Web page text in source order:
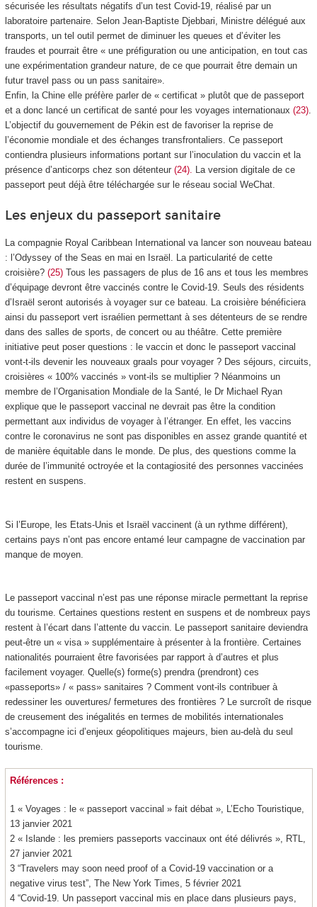
sécurisée les résultats négatifs d’un test Covid-19, réalisé par un
laboratoire partenaire. Selon Jean-Baptiste Djebbari, Ministre délégué aux
transports, un tel outil permet de diminuer les queues et d’éviter les
fraudes et pourrait être « une préfiguration ou une anticipation, en tout cas
une expérimentation grandeur nature, de ce que pourrait être demain un
futur travel pass ou un pass sanitaire».
Enfin, la Chine elle préfère parler de « certificat » plutôt que de passeport
et a donc lancé un certificat de santé pour les voyages internationaux (23).
L’objectif du gouvernement de Pékin est de favoriser la reprise de
l’économie mondiale et des échanges transfrontaliers. Ce passeport
contiendra plusieurs informations portant sur l’inoculation du vaccin et la
présence d’anticorps chez son détenteur (24). La version digitale de ce
passeport peut déjà être téléchargée sur le réseau social WeChat.
Les enjeux du passeport sanitaire
La compagnie Royal Caribbean International va lancer son nouveau bateau
: l’Odyssey of the Seas en mai en Israël. La particularité de cette
croisière? (25)Tous les passagers de plus de 16 ans et tous les membres
d’équipage devront être vaccinés contre le Covid-19. Seuls des résidents
d’Israël seront autorisés à voyager sur ce bateau. La croisière bénéficiera
ainsi du passeport vert israélien permettant à ses détenteurs de se rendre
dans des salles de sports, de concert ou au théâtre. Cette première
initiative peut poser questions : le vaccin et donc le passeport vaccinal
vont-t-ils devenir les nouveaux graals pour voyager ? Des séjours, circuits,
croisières « 100% vaccinés » vont-ils se multiplier ? Néanmoins un
membre de l’Organisation Mondiale de la Santé, le Dr Michael Ryan
explique que le passeport vaccinal ne devrait pas être la condition
permettant aux individus de voyager à l’étranger. En effet, les vaccins
contre le coronavirus ne sont pas disponibles en assez grande quantité et
de manière équitable dans le monde. De plus, des questions comme la
durée de l’immunité octroyée et la contagiosité des personnes vaccinées
restent en suspens.
Si l’Europe, les Etats-Unis et Israël vaccinent (à un rythme différent),
certains pays n’ont pas encore entamé leur campagne de vaccination par
manque de moyen.
Le passeport vaccinal n’est pas une réponse miracle permettant la reprise
du tourisme. Certaines questions restent en suspens et de nombreux pays
restent à l’écart dans l’attente du vaccin. Le passeport sanitaire deviendra
peut-être un « visa » supplémentaire à présenter à la frontière. Certaines
nationalités pourraient être favorisées par rapport à d’autres et plus
facilement voyager. Quelle(s) forme(s) prendra (prendront) ces
«passeports» / « pass» sanitaires ? Comment vont-ils contribuer à
redessiner les ouvertures/ fermetures des frontières ? Le surcroît de risque
de creusement des inégalités en termes de mobilités internationales
s’accompagne ici d’enjeux géopolitiques majeurs, bien au-delà du seul
tourisme.
Références :
1 « Voyages : le « passeport vaccinal » fait débat », L’Echo Touristique,
13 janvier 2021
2 « Islande : les premiers passeports vaccinaux ont été délivrés », RTL,
27 janvier 2021
3 “Travelers may soon need proof of a Covid-19 vaccination or a
negative virus test”, The New York Times, 5 février 2021
4 “Covid-19. Un passeport vaccinal mis en place dans plusieurs pays,